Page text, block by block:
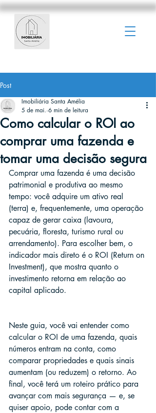
Post
Como calcular o ROI ao
comprar uma fazenda e
tomar uma decisão segura
Imobiliária Santa Amélia
5 de mai. 6 min de leitura
Comprar uma fazenda é uma decisão
patrimonial e produtiva ao mesmo
tempo: você adquire um ativo real
(terra) e, frequentemente, uma operação
capaz de gerar caixa (lavoura,
pecuária, floresta, turismo rural ou
arrendamento). Para escolher bem, o
indicador mais direto é o ROI (Return on
Investment), que mostra quanto o
investimento retorna em relação ao
capital aplicado.
Neste guia, você vai entender como
calcular o ROI de uma fazenda, quais
números entram na conta, como
comparar propriedades e quais sinais
aumentam (ou reduzem) o retorno. Ao
final, você terá um roteiro prático para
avançar com mais segurança — e, se
quiser apoio, pode contar com a